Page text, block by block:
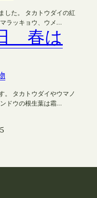
した。 タカトウダイの紅
ラッキョウ、ウメ…
春は
。 タカトウダイやウマノ
ドウの根生葉は霜…
5